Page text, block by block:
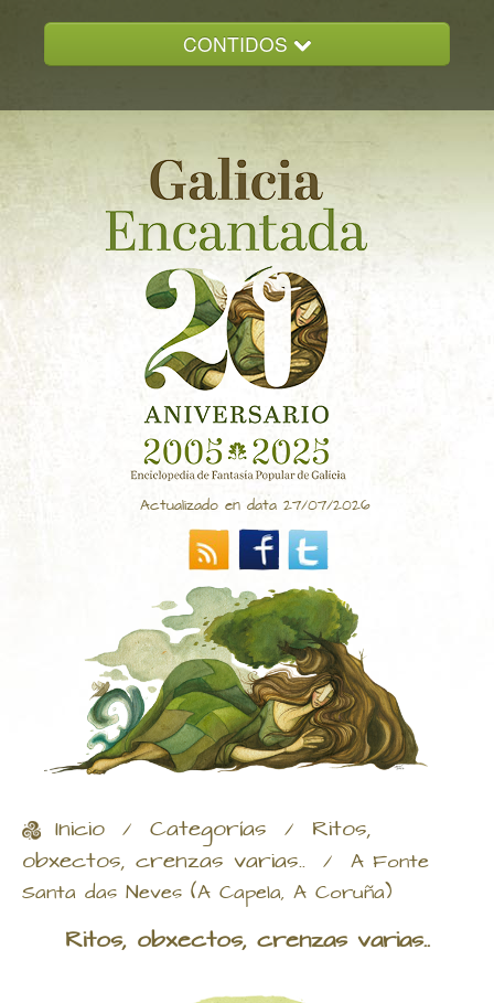
CONTIDOS
GALICIA ENCANTADA
DOCUMENTACION
NOVAS
CONTACTO
Actualizado en data 27/07/2026
Inicio / Categorías / Ritos,
obxectos, crenzas varias.. / A Fonte
Santa das Neves (A Capela, A Coruña)
Ritos, obxectos, crenzas varias..